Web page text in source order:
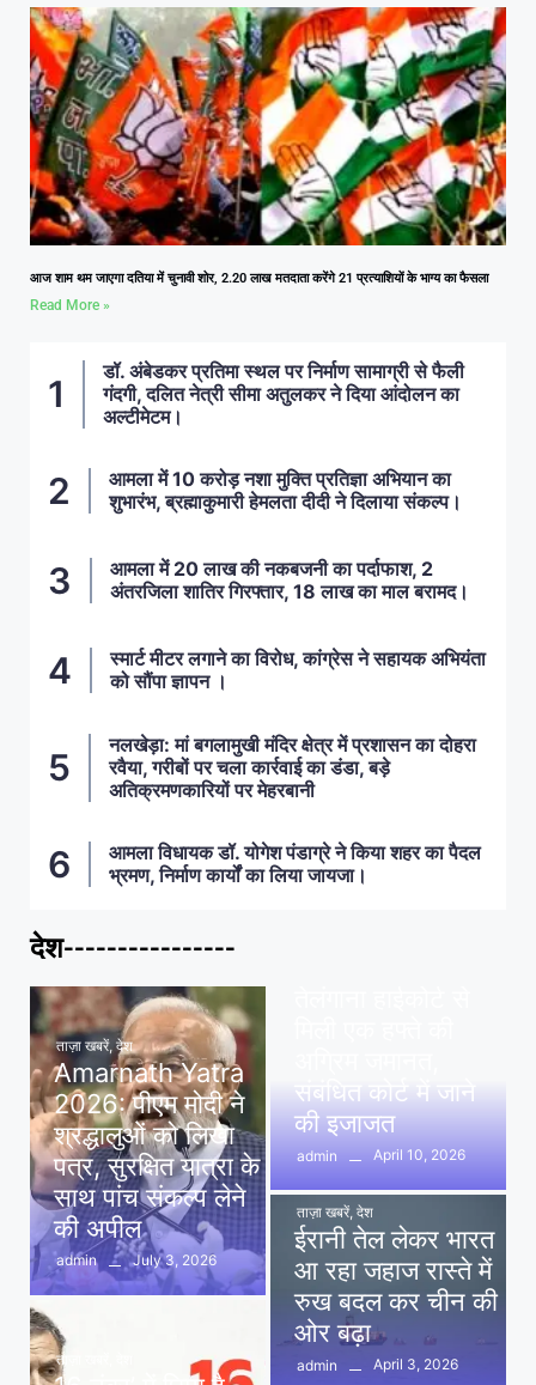
आज शाम थम जाएगा दतिया में चुनावी शोर, 2.20 लाख मतदाता करेंगे 21 प्रत्याशियों के भाग्य का फैसला
Read More »
डॉ. अंबेडकर प्रतिमा स्थल पर निर्माण सामाग्री से फैली
गंदगी, दलित नेत्री सीमा अतुलकर ने दिया आंदोलन का
अल्टीमेटम।
आमला में 10 करोड़ नशा मुक्ति प्रतिज्ञा अभियान का
शुभारंभ, ब्रह्माकुमारी हेमलता दीदी ने दिलाया संकल्प।
आमला में 20 लाख की नकबजनी का पर्दाफाश, 2
अंतरजिला शातिर गिरफ्तार, 18 लाख का माल बरामद।
स्मार्ट मीटर लगाने का विरोध, कांग्रेस ने सहायक अभियंता
को सौंपा ज्ञापन ।
नलखेड़ा: मां बगलामुखी मंदिर क्षेत्र में प्रशासन का दोहरा
रवैया, गरीबों पर चला कार्रवाई का डंडा, बड़े
अतिक्रमणकारियों पर मेहरबानी
आमला विधायक डॉ. योगेश पंडाग्रे ने किया शहर का पैदल
भ्रमण, निर्माण कार्यों का लिया जायजा।
देश----------------
ताज़ा खबरें, देश
Amarnath Yatra
2026: पीएम मोदी ने
श्रद्धालुओं को लिखा
पत्र, सुरक्षित यात्रा के
साथ पांच संकल्प लेने
की अपील
admin July 3, 2026
ताज़ा खबरें
संबंधित कोर्ट में जाने
की इजाजत
admin April 10, 2026
ताज़ा खबरें, देश
ईरानी तेल लेकर भारत
आ रहा जहाज रास्ते में
रुख बदल कर चीन की
ओर बढ़ा
admin
April 3, 2026